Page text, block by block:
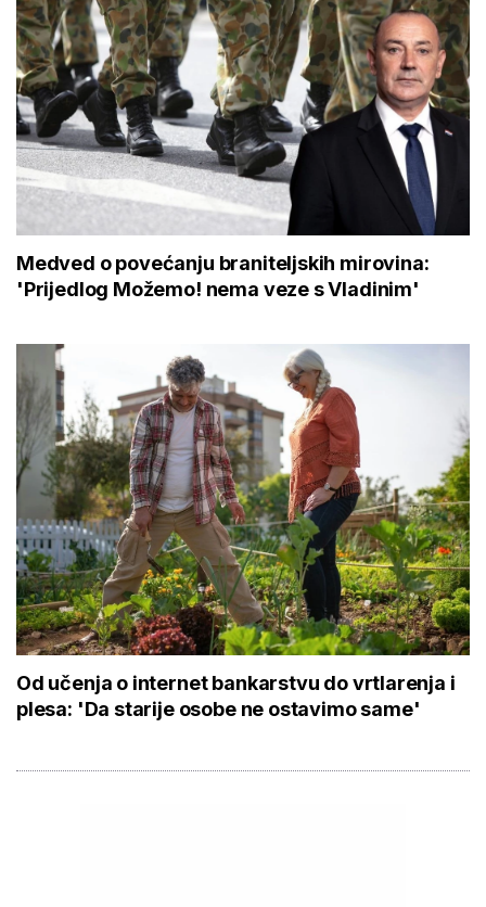
Medved o povećanju braniteljskih mirovina:
'Prijedlog Možemo! nema veze s Vladinim'
Od učenja o internet bankarstvu do vrtlarenja i
plesa: 'Da starije osobe ne ostavimo same'